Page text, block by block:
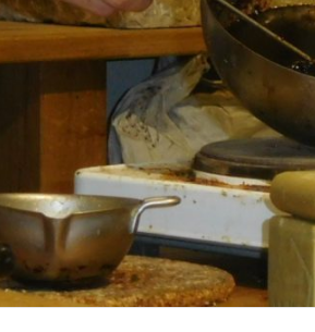
l’accueil de
de